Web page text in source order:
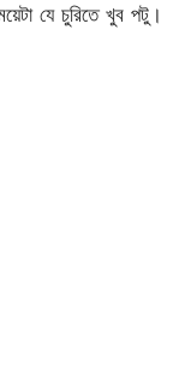
যে চুরিতে খুব পটু।